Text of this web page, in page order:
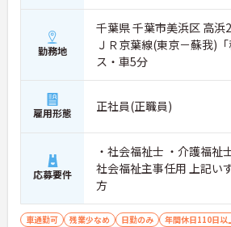
勤務地
千葉県 千葉市美浜区 高浜
ＪＲ京葉線(東京－蘇我)
ス・車5分
雇用形態 正社員(正職員)
応募要件
・社会福祉士 ・介護福祉
社会福祉主事任用 上記い
方
車通勤可 残業少なめ 日勤のみ 年間休日110日以